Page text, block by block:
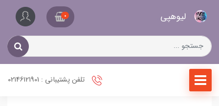
لیو‌هپی 0
تلفن پشتیبانی : 02146121901